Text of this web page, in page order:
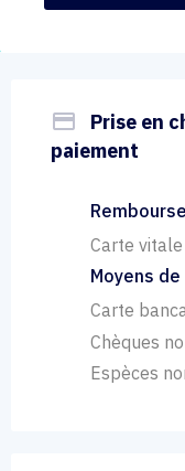
payment
Prise en
paiement
Carte
Moyens
Carte
Chèques
Espèces